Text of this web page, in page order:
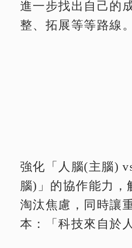
進一步找出自己的
整、拓展等等路線。
強化「人腦(主腦)
腦)」的協作能力，
淘汰焦慮，同時讓
本：「科技來自於